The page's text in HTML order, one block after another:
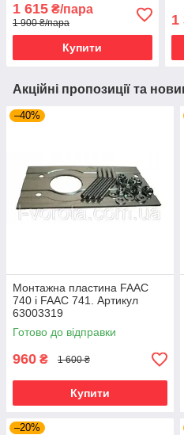
1 615 ₴/пара
1 900 ₴/пара
Купити
1
Акційні пропозиції та
–40%
Монтажна пластина FAAC
740 і FAAC 741. Артикул
63003319​​​​​​​
Готово до відправки
960 ₴ 1 600 ₴
Купити
–20%